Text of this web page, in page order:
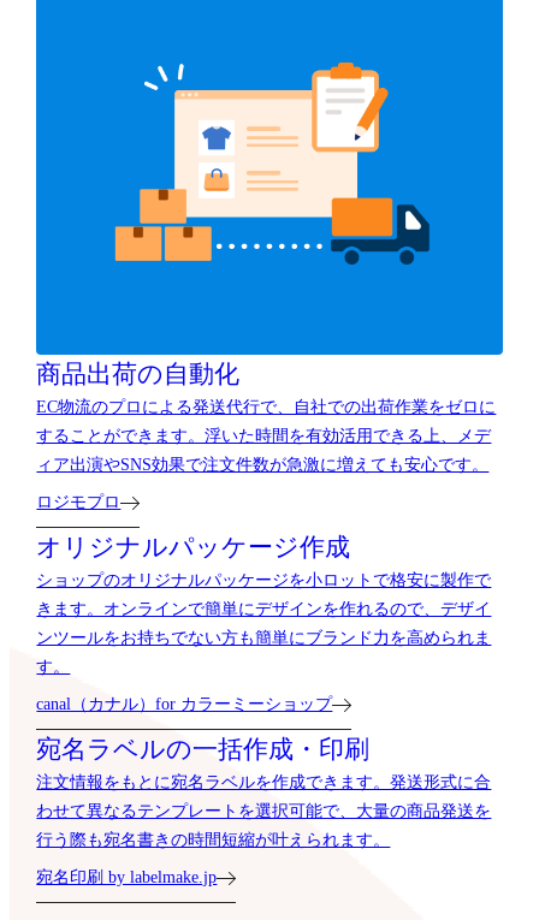
商品出荷の自動化
EC物流のプロによる発送代行で、自社での出荷作業をゼロに
することができます。浮いた時間を有効活用できる上、メデ
ィア出演やSNS効果で注文件数が急激に増えても安心です。
ロジモプロ
オリジナルパッケージ作成
ショップのオリジナルパッケージを小ロットで格安に製作で
きます。オンラインで簡単にデザインを作れるので、デザイ
ンツールをお持ちでない方も簡単にブランド力を高められま
す。
canal（カナル）for カラーミーショップ
宛名ラベルの一括作成・印刷
注文情報をもとに宛名ラベルを作成できます。発送形式に合
わせて異なるテンプレートを選択可能で、大量の商品発送を
行う際も宛名書きの時間短縮が叶えられます。
宛名印刷 by labelmake.jp